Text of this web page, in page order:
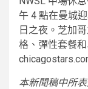
午 4 點在曼城
日之夜。芝加
格、彈性套餐
本新聞稿中所